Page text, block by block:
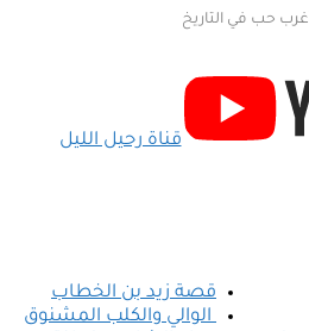
حب في التاريخ
قناة رحيل الليل
قصة زيد بن الخطاب
الوالي والكلب المشنوق